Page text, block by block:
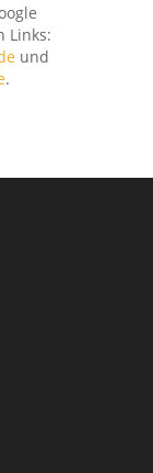
Links:
und
.